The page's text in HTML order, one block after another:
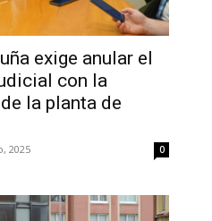
exige anular el
con la
la planta de
2025 0